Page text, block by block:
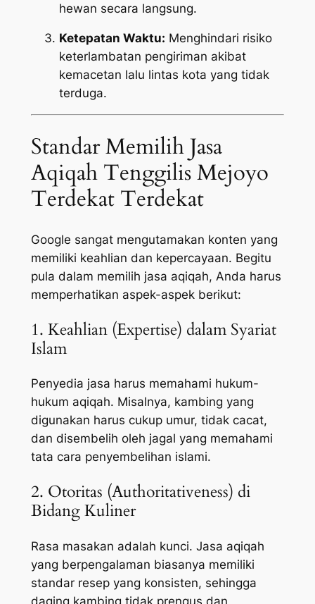
hewan secara langsung.
Ketepatan Waktu: Menghindari risiko
keterlambatan pengiriman akibat
kemacetan lalu lintas kota yang tidak
terduga.
Standar Memilih Jasa
Aqiqah Tenggilis Mejoyo
Terdekat Terdekat
Google sangat mengutamakan konten yang
memiliki keahlian dan kepercayaan. Begitu
pula dalam memilih jasa aqiqah, Anda harus
memperhatikan aspek-aspek berikut:
1. Keahlian (Expertise) dalam Syariat
Islam
Penyedia jasa harus memahami hukum-
hukum aqiqah. Misalnya, kambing yang
digunakan harus cukup umur, tidak cacat,
dan disembelih oleh jagal yang memahami
tata cara penyembelihan islami.
2. Otoritas (Authoritativeness) di
Bidang Kuliner
Rasa masakan adalah kunci. Jasa aqiqah
yang berpengalaman biasanya memiliki
standar resep yang konsisten, sehingga
daging kambing tidak prengus dan